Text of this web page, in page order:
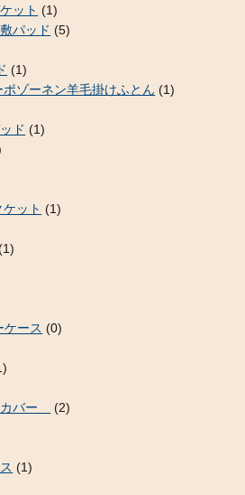
ット (1)
パッド (5)
(1)
ゾーネン羊毛掛けふとん (1)
ド (1)
ット (1)
(1)
ケース (0)
カバー
(2)
(1)